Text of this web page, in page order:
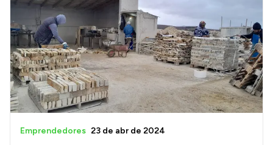
Emprendedores 23 de abr de 2024